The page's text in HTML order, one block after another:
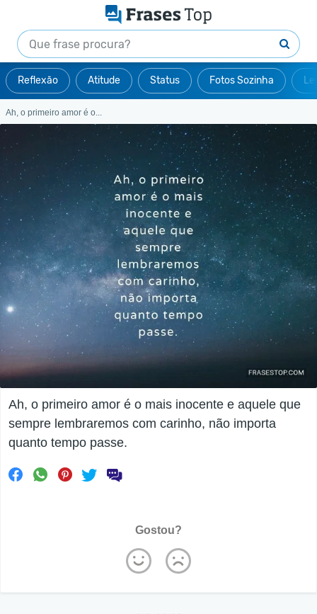
Reflexão Atitude Status Fotos Sozinha
Ah, o primeiro amor é o...
Ah, o primeiro amor é o mais inocente e aquele que
sempre lembraremos com carinho, não importa
quanto tempo passe.
Gostou?